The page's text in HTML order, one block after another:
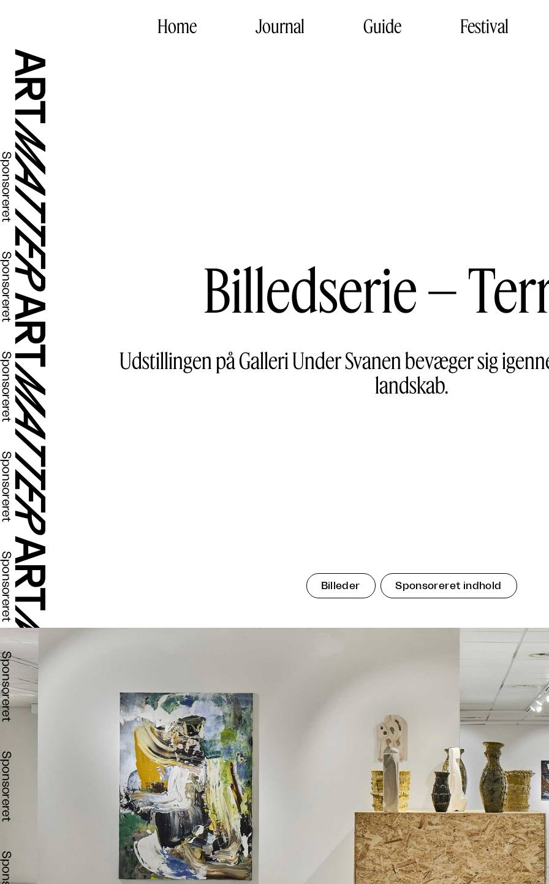
Home Journal Guide Festival
Billedserie –
Udstillingen på Galleri Under Svanen bevæger sig
landskab.
Billeder Sponsoreret indhold